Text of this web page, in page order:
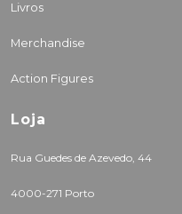
Livros
Merchandise
Action Figures
Loja
Rua Guedes de Azevedo, 44
4000-271 Porto